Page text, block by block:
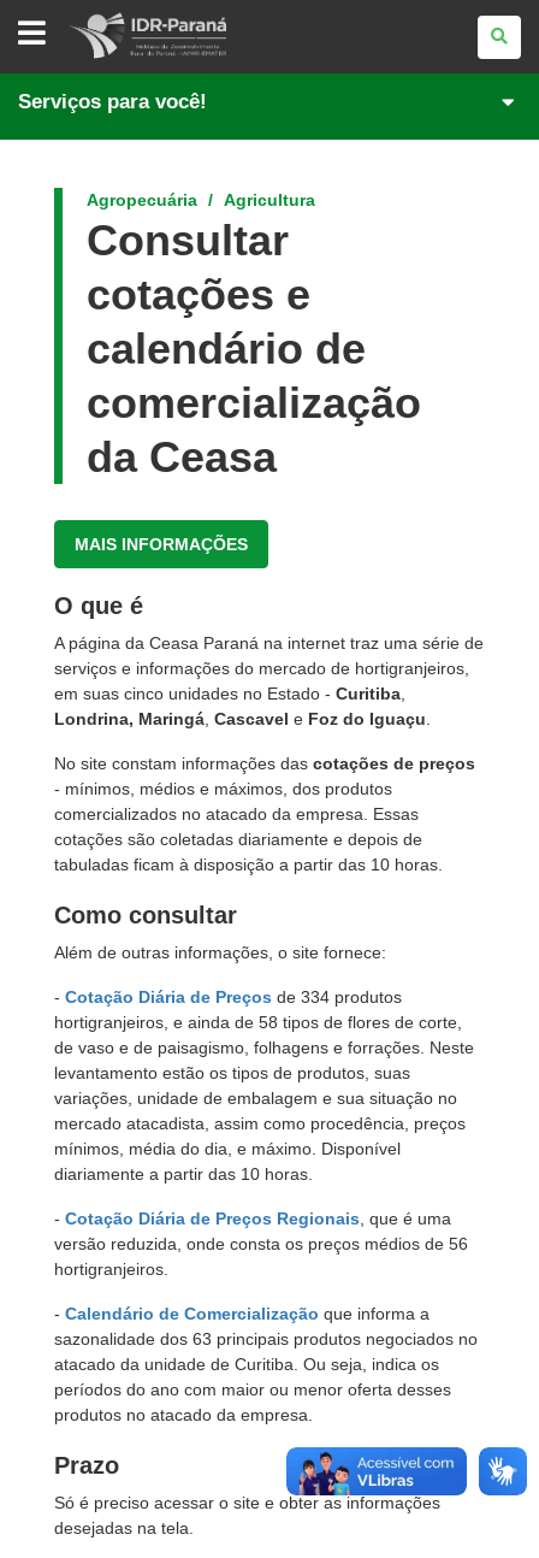
INSTITUTO
DE
DESENVOLVIMENTO
PARANÁ
Serviços para você!
Agropecuária Agricultura
Consultar
cotações e
calendário de
comercialização
da Ceasa
MAIS INFORMAÇÕES
O que é
A página da Ceasa Paraná na internet traz uma série de
serviços e informações do mercado de hortigranjeiros,
em suas cinco unidades no Estado - Curitiba
Londrina, Maringá Cascavel e Foz do Iguaçu
No site constam informações das cotações de preços
- mínimos, médios e máximos, dos produtos
comercializados no atacado da empresa. Essas
cotações são coletadas diariamente e depois de
tabuladas ficam à disposição a partir das 10 horas.
Como consultar
Além de outras informações, o site fornece:
- Cotação Diária de Preços de 334 produtos
hortigranjeiros, e ainda de 58 tipos de flores de corte,
de vaso e de paisagismo, folhagens e forrações. Neste
levantamento estão os tipos de produtos, suas
variações, unidade de embalagem e sua situação no
mercado atacadista, assim como procedência, preços
mínimos, média do dia, e máximo. Disponível
diariamente a partir das 10 horas.
- Cotação Diária de Preços Regionais , que é uma
versão reduzida, onde consta os preços médios de 56
hortigranjeiros.
- Calendário de Comercialização que informa a
sazonalidade dos 63 principais produtos negociados no
atacado da unidade de Curitiba. Ou seja, indica os
períodos do ano com maior ou menor oferta desses
produtos no atacado da empresa.
Prazo
Só é preciso acessar o site e obter as informações
desejadas na tela.